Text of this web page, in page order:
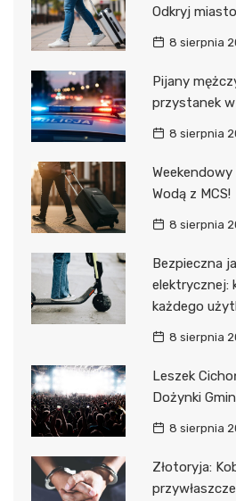
Odkryj
8 sierpnia
Pijany
przystanek w
8 sierpnia
Wodą z MCS!
8 sierpnia
Bezpieczna
elektrycznej:
każdego
8 sierpnia
Leszek
Dożynki
8 sierpnia
Złotoryja: